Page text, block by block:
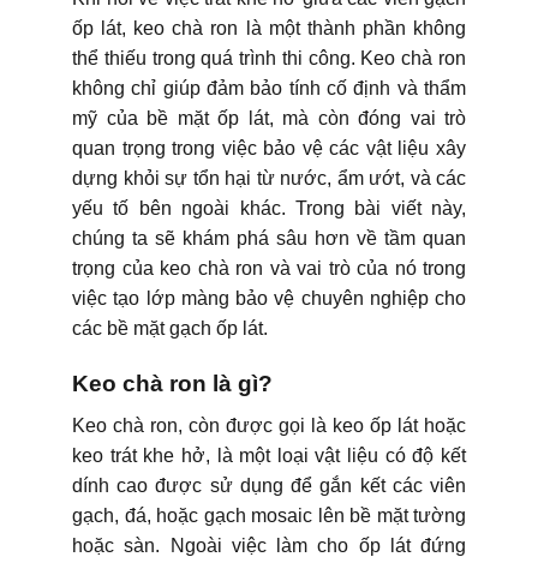
ốp lát, keo chà ron là một thành phần không
thể thiếu trong quá trình thi công. Keo chà ron
không chỉ giúp đảm bảo tính cố định và thẩm
mỹ của bề mặt ốp lát, mà còn đóng vai trò
quan trọng trong việc bảo vệ các vật liệu xây
dựng khỏi sự tổn hại từ nước, ẩm ướt, và các
yếu tố bên ngoài khác. Trong bài viết này,
chúng ta sẽ khám phá sâu hơn về tầm quan
trọng của keo chà ron và vai trò của nó trong
việc tạo lớp màng bảo vệ chuyên nghiệp cho
các bề mặt gạch ốp lát.
Keo chà ron là gì?
Keo chà ron, còn được gọi là keo ốp lát hoặc
keo trát khe hở, là một loại vật liệu có độ kết
dính cao được sử dụng để gắn kết các viên
gạch, đá, hoặc gạch mosaic lên bề mặt tường
hoặc sàn. Ngoài việc làm cho ốp lát đứng